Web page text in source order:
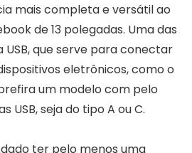
mais completa e versátil ao
de 13 polegadas. Uma das
que serve para conectar
eletrônicos, como o
um modelo com pelo
USB, seja do tipo A ou C.
ter pelo menos uma